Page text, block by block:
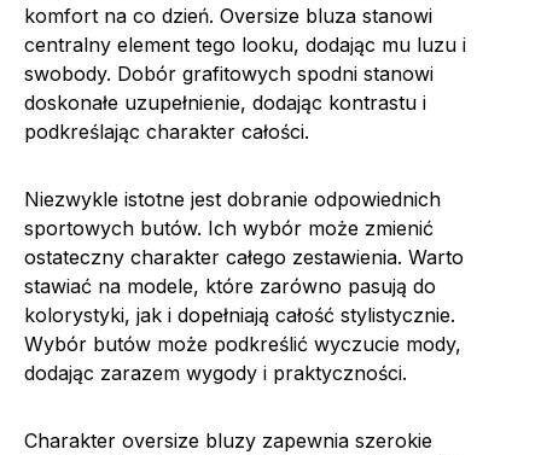
komfort na co dzień. Oversize bluza stanowi
centralny element tego looku, dodając mu luzu i
swobody. Dobór grafitowych spodni stanowi
doskonałe uzupełnienie, dodając kontrastu i
podkreślając charakter całości.
Niezwykle istotne jest dobranie odpowiednich
sportowych butów. Ich wybór może zmienić
ostateczny charakter całego zestawienia. Warto
stawiać na modele, które zarówno pasują do
kolorystyki, jak i dopełniają całość stylistycznie.
Wybór butów może podkreślić wyczucie mody,
dodając zarazem wygody i praktyczności.
Charakter oversize bluzy zapewnia szerokie